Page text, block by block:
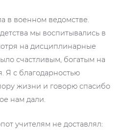
в военном ведомстве.
мы воспитывались в
на дисциплинарные
счастливым, богатым на
Я с благодарностью
жизни и говорю спасибо
нам дали.
учителям не доставлял: